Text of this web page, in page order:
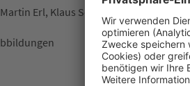
Erl, Klaus Schmidt, Wolfgang